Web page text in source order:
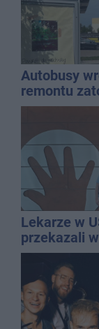
Autobusy
remontu
Lekarze w
przekazali